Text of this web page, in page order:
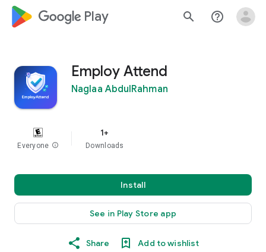
google_logo Play search help_outline
Employ Attend
Naglaa AbdulRahman
Everyone info
1+
Downloads
Install
See in Play Store app
Share Add to wishlist